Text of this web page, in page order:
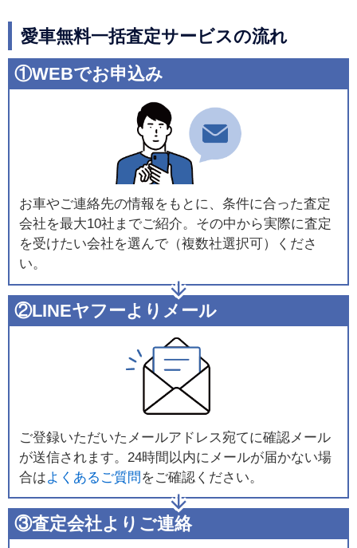
愛車無料一括査定サービスの流れ
①WEBでお申込み
お車やご連絡先の情報をもとに、条件に合った査定
会社を最大10社までご紹介。その中から実際に査定
を受けたい会社を選んで（複数社選択可）くださ
い。
②LINEヤフーよりメール
ご登録いただいたメールアドレス宛てに確認メール
が送信されます。24時間以内にメールが届かない場
合はよくあるご質問 をご確認ください。
③査定会社よりご連絡